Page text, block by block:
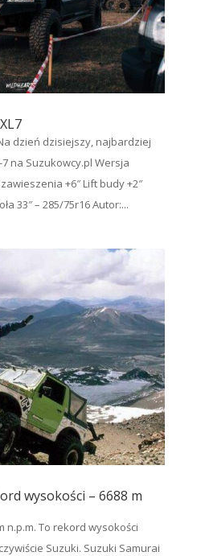
dzień dzisiejszy, najbardziej
na Suzukowcy.pl Wersja
+6″ Lift budy +2″
33″ – 285/75r16 Autor:...
wysokości – 6688 m
n.p.m. To rekord wysokości
Suzuki. Suzuki Samurai